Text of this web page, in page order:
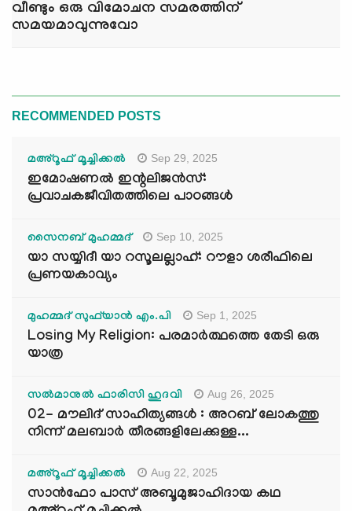
വീണ്ടും ഒരു വിമോചന സമരത്തിന്
സമയമാവുന്നുവോ
RECOMMENDED POSTS
മഅ്റൂഫ് മൂച്ചിക്കല്‍ Sep 29, 2025
ഇമോഷണൽ ഇന്റലിജൻസ്:
പ്രവാചകജീവിതത്തിലെ പാഠങ്ങൾ
സൈനബ് മുഹമ്മദ് Sep 10, 2025
യാ സയ്യിദീ യാ റസൂലല്ലാഹ്: റൗളാ ശരീഫിലെ
പ്രണയകാവ്യം
മുഹമ്മദ് സുഫ്‌യാൻ എം.പി Sep 1, 2025
Losing My Religion: പരമാർത്ഥത്തെ തേടി ഒരു
യാത്ര
സൽമാനുൽ ഫാരിസി ഹുദവി Aug 26, 2025
02- മൗലിദ് സാഹിത്യങ്ങൾ : അറബ് ലോകത്തു
നിന്ന് മലബാർ തീരങ്ങളിലേക്കുള്ള...
മഅ്റൂഫ് മൂച്ചിക്കല്‍ Aug 22, 2025
സാൻഫോ പാസ് അബൂമുജാഹിദായ കഥ